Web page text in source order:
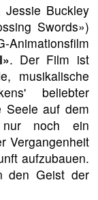
Jessie Buckley
Swords»)
. Der Film ist
musikalische
beliebter
Seele auf dem
noch ein
Vergangenheit
aufzubauen.
den Geist der